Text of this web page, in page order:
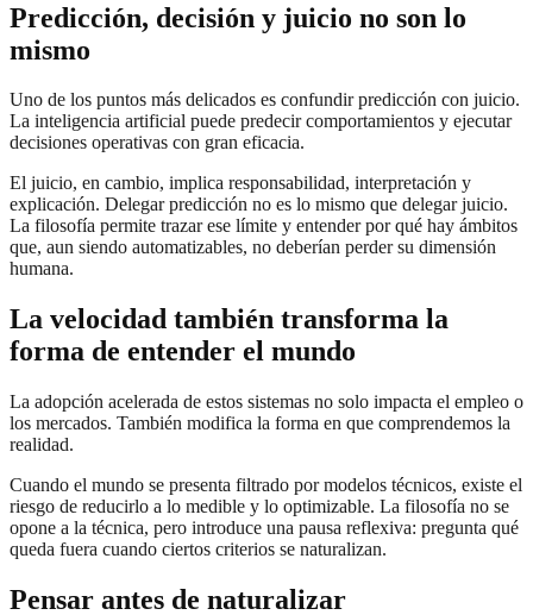
Predicción, decisión y juicio no son lo
mismo
Uno de los puntos más delicados es confundir predicción con juicio.
La inteligencia artificial puede predecir comportamientos y ejecutar
decisiones operativas con gran eficacia.
El juicio, en cambio, implica responsabilidad, interpretación y
explicación. Delegar predicción no es lo mismo que delegar juicio.
La filosofía permite trazar ese límite y entender por qué hay ámbitos
que, aun siendo automatizables, no deberían perder su dimensión
humana.
La velocidad también transforma la
forma de entender el mundo
La adopción acelerada de estos sistemas no solo impacta el empleo o
los mercados. También modifica la forma en que comprendemos la
realidad.
Cuando el mundo se presenta filtrado por modelos técnicos, existe el
riesgo de reducirlo a lo medible y lo optimizable. La filosofía no se
opone a la técnica, pero introduce una pausa reflexiva: pregunta qué
queda fuera cuando ciertos criterios se naturalizan.
Pensar antes de naturalizar